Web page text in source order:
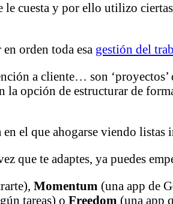
cuesta y por ello utilizo
orden toda esa gestión del
a cliente… son
opción de estructurar de
el que ahogarse viendo listas
que te adaptes, ya puedes
Momentum (una app de
tareas) o Freedom (una app